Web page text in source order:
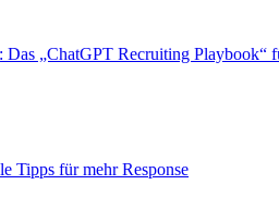
„ChatGPT Recruiting Playbook“
Tipps für mehr Response